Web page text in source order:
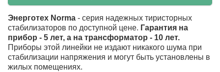
Энерготех Norma - серия надежных тиристорных
стабилизаторов по доступной цене. Гарантия на
прибор - 5 лет, а на трансформатор - 10 лет.
Приборы этой линейки не издают никакого шума при
стабилизации напряжения и могут быть установлены в
жилых помещениях.